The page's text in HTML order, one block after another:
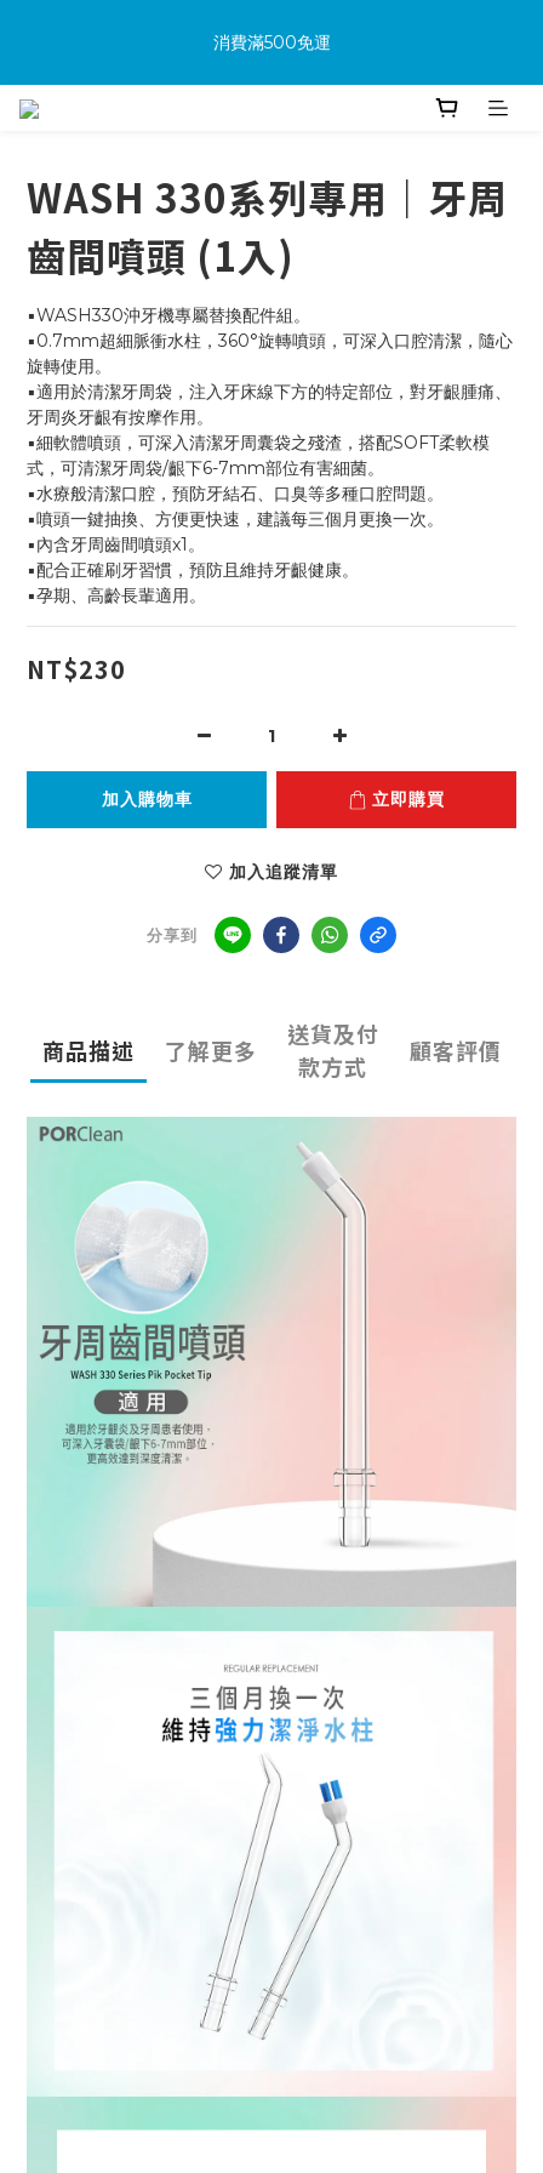
消費滿500免運
🔥購買商品並上網填寫完整保固資料贈100購物金(填保固前須先
WASH 330系列專用｜牙周
齒間噴頭 (1入)
▪️WASH330沖牙機專屬替換配件組。
▪️0.7mm超細脈衝水柱，360°旋轉噴頭，可深入口腔清潔，隨心
旋轉使用。
▪️適用於清潔牙周袋，注入牙床線下方的特定部位，對牙齦腫痛、
牙周炎牙齦有按摩作用。
▪️細軟體噴頭，可深入清潔牙周囊袋之殘渣，搭配SOFT柔軟模
式，可清潔牙周袋/齦下6-7mm部位有害細菌。
▪️水療般清潔口腔，預防牙結石、口臭等多種口腔問題。
▪️噴頭一鍵抽換、方便更快速，建議每三個月更換一次。
▪️內含牙周齒間噴頭x1。
▪️配合正確刷牙習慣，預防且維持牙齦健康。
▪️孕期、高齡長輩適用。
NT$230
加入購物車 立即購買
加入追蹤清單
分享到
商品描述 了解更多
送貨及付
款方式
顧客評價